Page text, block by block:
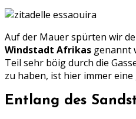
Auf der Mauer spürten wir
Windstadt Afrikas genannt
Teil sehr böig durch die
zu haben, ist hier immer eine
Entlang des